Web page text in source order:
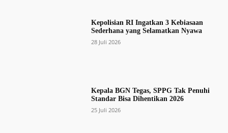
Kepolisian RI Ingatkan 3 Kebiasaan
Sederhana yang Selamatkan Nyawa
28 Juli 2026
Kepala BGN Tegas, SPPG Tak Penuhi
Standar Bisa Dihentikan 2026
25 Juli 2026